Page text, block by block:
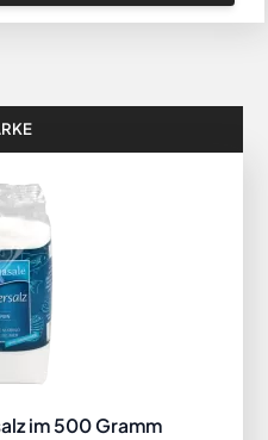
im 500 Gramm